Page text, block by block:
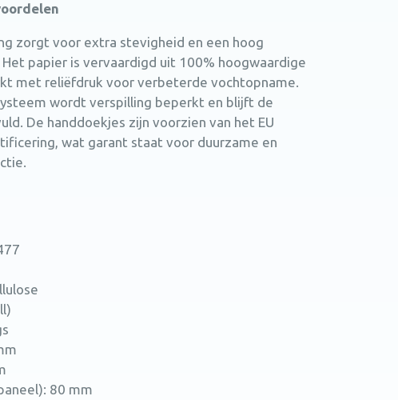
zorgt voor extra stevigheid en een hoog
papier is vervaardigd uit 100% hoogwaardige
met reliëfdruk voor verbeterde vochtopname.
wordt verspilling beperkt en blijft de
De handdoekjes zijn voorzien van het EU
wat garant staat voor duurzame en
80 mm